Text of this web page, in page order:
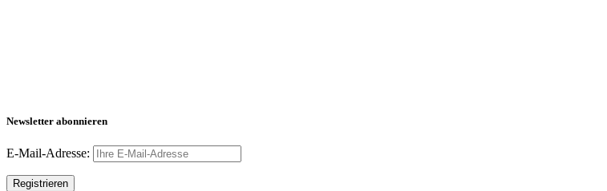
Newsletter abonnieren
E-Mail-Adresse: